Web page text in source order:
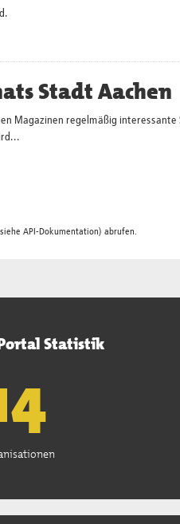
Stadt Aachen
Magazinen regelmäßig
API-Dokumentation) abrufen.
Statistik